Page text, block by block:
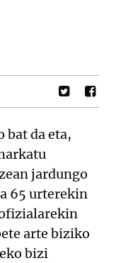
bat da eta,
jardungo
65 urterekin
arte biziko
bizi